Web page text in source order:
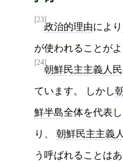
[23]
政治的理由により
が使われることがよ
[24]
朝鮮民主主義人
ています。 しかし
鮮半島全体を代表
り、 朝鮮民主主義
う呼ばれることはあ